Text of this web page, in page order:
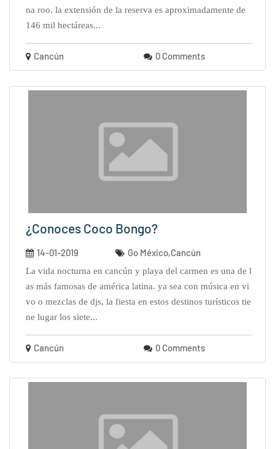
na roo. la extensión de la reserva es aproximadamente de
146 mil hectáreas...
Cancún 0 Comments
¿Conoces Coco Bongo?
14-01-2019 Go México,Cancún
la vida nocturna en cancún y playa del carmen es una de l
as más famosas de américa latina. ya sea con música en vi
vo o mezclas de djs, la fiesta en estos destinos turísticos tie
ne lugar los siete...
Cancún 0 Comments